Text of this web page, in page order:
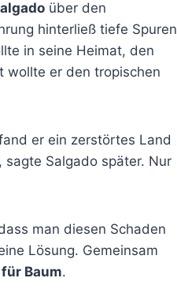
über den
hinterließ tiefe Spuren
in seine Heimat, den
wollte er den tropischen
er ein zerstörtes Land
sagte Salgado später. Nur
man diesen Schaden
Lösung. Gemeinsam
Baum.